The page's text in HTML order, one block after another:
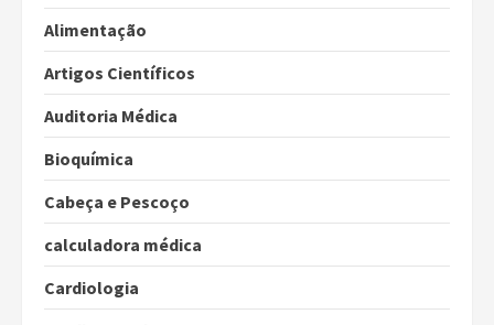
Alimentação
Artigos Científicos
Auditoria Médica
Bioquímica
Cabeça e Pescoço
calculadora médica
Cardiologia